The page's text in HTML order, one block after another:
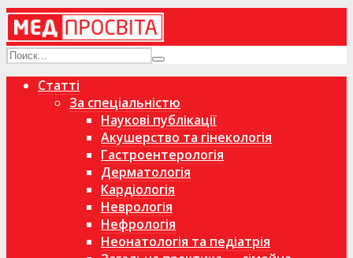
Статті
За спеціальністю
Наукові публікації
Акушерство та гінекологія
Гастроентерологія
Дерматологія
Кардіологія
Неврологія
Нефрологія
Неонатологія та педіатрія